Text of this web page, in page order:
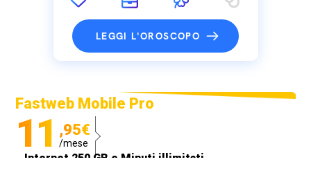
LEGGI L'OROSCOPO
Fastweb Mobile Pro
11 ,95€
/mese
Internet 250 GB e Minuti illimitati